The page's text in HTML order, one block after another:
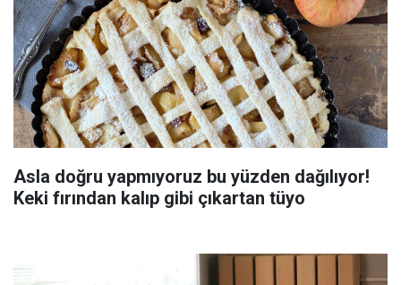
Asla doğru yapmıyoruz bu yüzden dağılıyor!
Keki fırından kalıp gibi çıkartan tüyo